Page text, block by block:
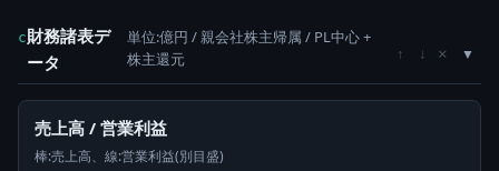
c財務諸表デ
ータ
単位:億円 / 親会社株主帰属 / PL中心 +
株主還元
↑ ↓ ×
売上高 / 営業利益
棒:売上高、線:営業利益(別目盛)